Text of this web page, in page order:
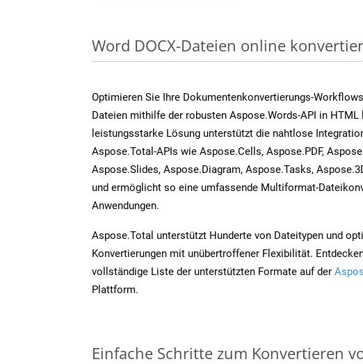
Word DOCX-Dateien online
Optimieren Sie Ihre Dokumentenkonvertierungs-
Dateien mithilfe der robusten Aspose.Words-API in HTML
leistungsstarke Lösung unterstützt die nahtlose
Aspose.Total-APIs wie Aspose.Cells, Aspose.PDF,
Aspose.Slides, Aspose.Diagram, Aspose.Tasks,
und ermöglicht so eine umfassende Multiformat-
Anwendungen.
Aspose.Total unterstützt Hunderte von Dateitypen und
Konvertierungen mit unübertroffener Flexibilität.
vollständige Liste der unterstützten Formate auf der
Plattform.
Einfache Schritte zum Konvertieren